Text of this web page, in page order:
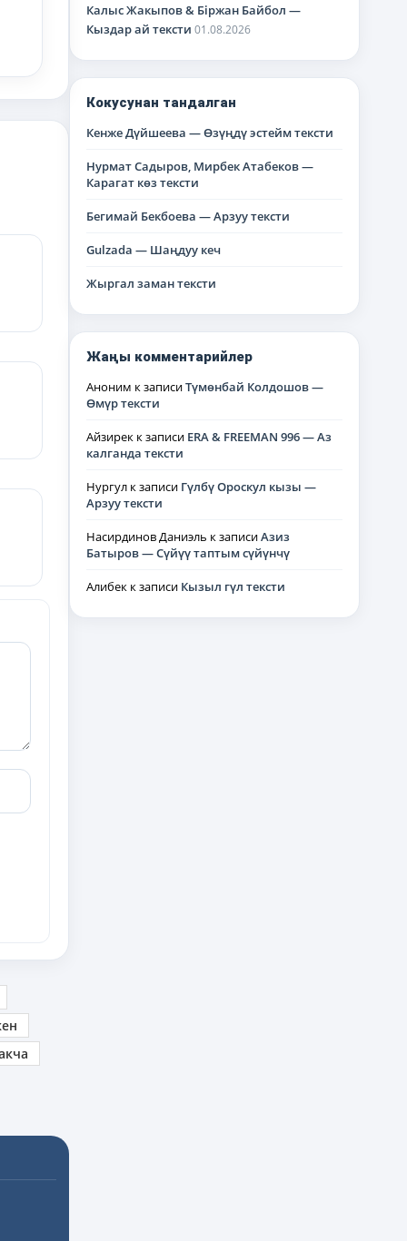
Калыс Жакыпов & Біржан Байбол —
Кыздар ай тексти 01.08.2026
Кокусунан тандалган
Кенже Дүйшеева — Өзүңдү эстейм тексти
Нурмат Садыров, Мирбек Атабеков —
Карагат көз тексти
Бегимай Бекбоева — Арзуу тексти
Gulzada — Шаңдуу кеч
Жыргал заман тексти
Жаңы комментарийлер
Аноним к записиТүмөнбай Колдошов —
Өмүр тексти
Айзирек к записи ERA & FREEMAN 996 — Аз
калганда тексти
Нургул к записи Гүлбү Ороскул кызы —
Арзуу тексти
Насирдинов Даниэль к записиАзиз
Батыров — Сүйүү таптым сүйүнчү
Алибек к записи Кызыл гүл тексти